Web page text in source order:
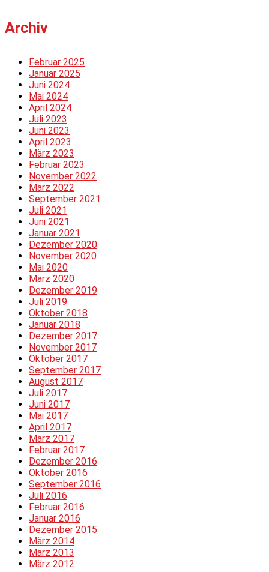
Archiv
Februar 2025
Januar 2025
Juni 2024
Mai 2024
April 2024
Juli 2023
Juni 2023
April 2023
März 2023
Februar 2023
November 2022
März 2022
September 2021
Juli 2021
Juni 2021
Januar 2021
Dezember 2020
November 2020
Mai 2020
März 2020
Dezember 2019
Juli 2019
Oktober 2018
Januar 2018
Dezember 2017
November 2017
Oktober 2017
September 2017
August 2017
Juli 2017
Juni 2017
Mai 2017
April 2017
März 2017
Februar 2017
Dezember 2016
Oktober 2016
September 2016
Juli 2016
Februar 2016
Januar 2016
Dezember 2015
März 2014
März 2013
März 2012